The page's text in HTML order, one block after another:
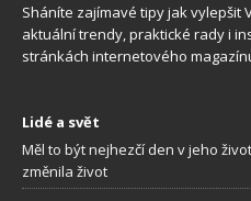
Sháníte zajímavé tipy jak vylepšit
aktuální trendy, praktické rady i
stránkách internetového
Lidé a svět
Měl to být nejhezčí den v jeho
změnila život